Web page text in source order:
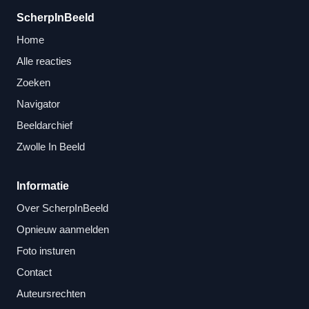
ScherpInBeeld
Home
Alle reacties
Zoeken
Navigator
Beeldarchief
Zwolle In Beeld
Informatie
Over ScherpInBeeld
Opnieuw aanmelden
Foto insturen
Contact
Auteursrechten